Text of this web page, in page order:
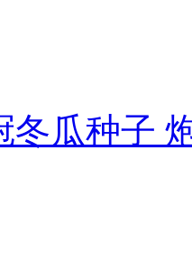
冬瓜种子